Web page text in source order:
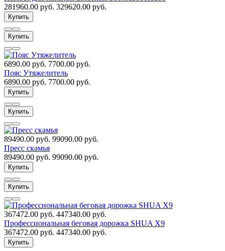
281960.00 руб. 329620.00 руб.
Купить
Купить
6890.00 руб. 7700.00 руб.
Пояс Утяжелитель
6890.00 руб. 7700.00 руб.
Купить
Купить
89490.00 руб. 99090.00 руб.
Пресс скамья
89490.00 руб. 99090.00 руб.
Купить
Купить
367472.00 руб. 447340.00 руб.
Профессиональная беговая дорожка SHUA X9
367472.00 руб. 447340.00 руб.
Купить